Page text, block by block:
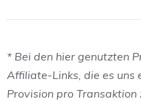
* Bei den hier genutzten
Affiliate-Links, die es uns
Provision pro